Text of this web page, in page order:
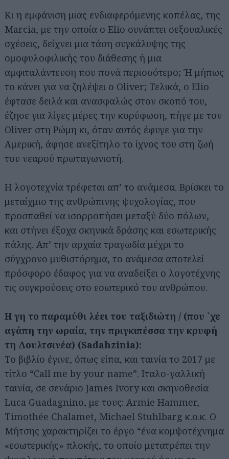
Κι η εμφάνιση μιας ενδιαφερόμενης κοπέλας, της
Marcia, με την οποία ο Elio συνάπτει σεξουαλικές
σχέσεις, δείχνει μια τάση συγκάλυψης της
ομοφυλοφιλικής του διάθεσης ή μια
αμφιταλάντευση που πονά περισσότερο; Ή μήπως
το κάνει για να ζηλέψει ο Oliver; Τελικά, ο Elio
έφτασε δειλά και ανασφαλώς στον σκοπό του,
έζησε για λίγες μέρες την κορύφωση, πήγε με τον
Oliver στη Ρώμη κι, όταν αυτός έφυγε για την
Αμερική, άφησε ανεξίτηλο το ίχνος του στη ζωή
του νεαρού πρωταγωνιστή.
Η λογοτεχνία τρέφεται απ’ το ανάμεσα. Βρίσκει το
μεταίχμιο της ανθρώπινης ψυχολογίας, που
προσπαθεί να ισορροπήσει μεταξύ δύο πόλων,
και στήνει έξοχα σκηνικά δράσης και εσωτερικής
πάλης. Απ’ την αρχαία τραγωδία μέχρι το
σύγχρονο μυθιστόρημα, το ανάμεσα αποτελεί
πρόσφορο έδαφος για να αναδείξει ο λογοτέχνης
τις συγκρούσεις στο εσωτερικό του ανθρώπου.
Η γη το παραμύθι λέει του ταξιδιώτη / (που `χε
αγάπη την ωραία, την πριγκιπέσσα την κρυφή
τη Δουλτσινέα) (Sadahzinia):
Το βιβλίο έγινε, όπως είπα, και ταινία το 2017 με
τίτλο “Call me by your name”. Ιταλο-γαλλική
ταινία, σε σενάριο James Ivory και σκηνοθεσία
Luca Guadagnino, με τους: Armie Hammer,
Timothée Chalamet, Michael Stuhlbarg κ.ο.κ. Ο
Μήτσης χαρακτηρίζει το έργο “ένα κομψοτέχνημα
«εσωτερικής» πλοκής, το οποίο μετατρέπει την